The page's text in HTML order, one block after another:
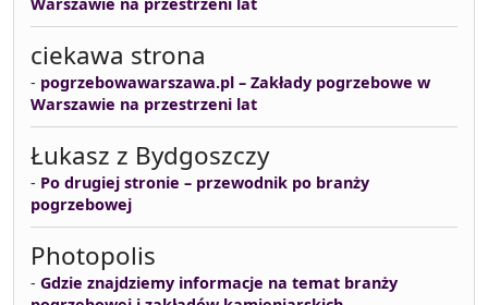
ciekawa strona
- pogrzebowawarszawa.pl – Zakłady pogrzebowe w
Warszawie na przestrzeni lat
Łukasz z Bydgoszczy
- Po drugiej stronie – przewodnik po branży
pogrzebowej
Photopolis
- Gdzie znajdziemy informacje na temat branży